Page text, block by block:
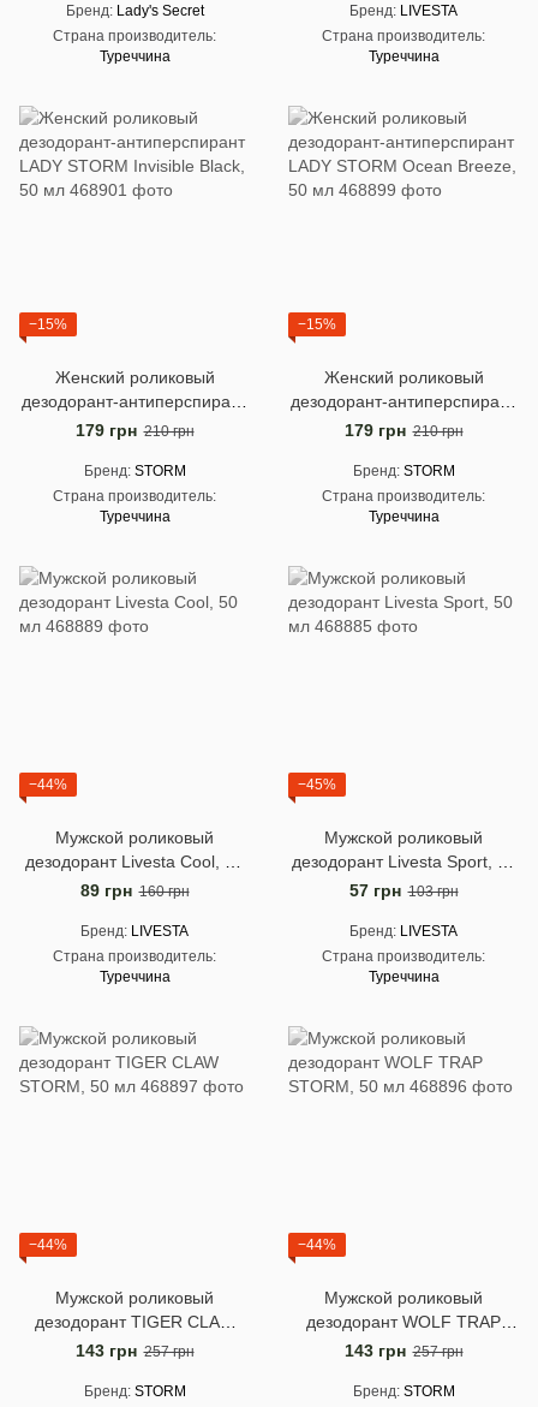
Бренд
Lady's Secret
Страна производитель
Туреччина
Бренд LIVESTA
Страна производитель
Туреччина
−15%
Женский роликовый
дезодорант-антиперспирант
LADY STORM Invisible Black,
179 грн 210 грн
Бренд STORM
Страна производитель
Туреччина
−15%
Женский роликовый
дезодорант-антиперспирант
LADY STORM Ocean Breeze,
179 грн 210 грн
Бренд STORM
Страна производитель
Туреччина
−44%
Мужской роликовый
дезодорант Livesta Cool, 50
мл
89 грн 160 грн
Бренд LIVESTA
Страна производитель
Туреччина
−45%
Мужской роликовый
дезодорант Livesta Sport, 50
мл
57 грн 103 грн
Бренд LIVESTA
Страна производитель
Туреччина
−44%
Мужской роликовый
дезодорант TIGER CLAW
STORM, 50 мл
143 грн 257 грн
Бренд STORM
−44%
Мужской роликовый
дезодорант WOLF TRAP
STORM, 50 мл
143 грн 257 грн
Бренд STORM